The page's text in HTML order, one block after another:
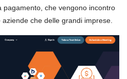
pagamento, che vengono incontro
che delle grandi imprese.